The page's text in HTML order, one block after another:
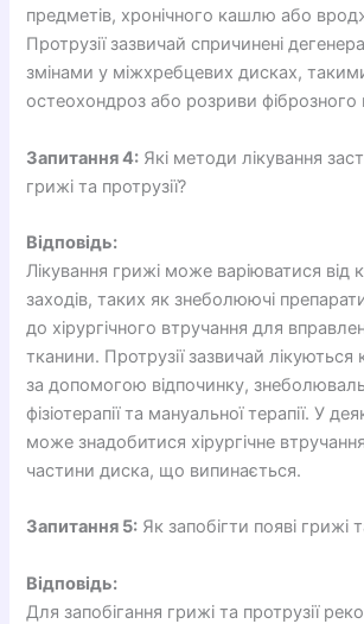
предметів, хронічного кашлю або
Протрузії зазвичай спричинені
змінами у міжхребцевих дисках,
остеохондроз або розриви фіброзного
Запитання 4: Які методи лікування
грижі та протрузії?
Відповідь:
Лікування грижі може варіюватися від
заходів, таких як знеболюючі препарати
до хірургічного втручання для
тканини. Протрузії зазвичай лікуються
за допомогою відпочинку,
фізіотерапії та мануальної терапії. У
може знадобитися хірургічне
частини диска, що випинається.
Запитання 5: Як запобігти появі грижі
Відповідь:
Для запобігання грижі та протрузії